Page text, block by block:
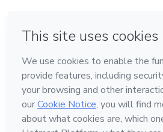
Feito com ❤ na Cidade do México
Conheça a Hotmart